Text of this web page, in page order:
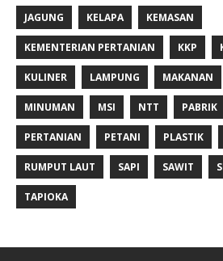
JAGUNG KELAPA KEMASAN
KEMENTERIAN PERTANIAN KKP
KULINER LAMPUNG MAKANAN
MINUMAN MSI NTT PABRIK
PERTANIAN PETANI PLASTIK
RUMPUT LAUT SAPI SAWIT
TAPIOKA